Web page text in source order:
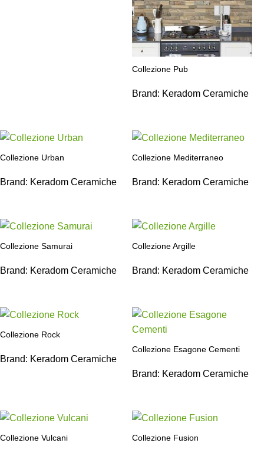
Collezione Pub
Brand: Keradom Ceramiche
Collezione Urban
Brand: Keradom Ceramiche
Collezione Mediterraneo
Brand: Keradom Ceramiche
Collezione Samurai
Brand: Keradom Ceramiche
Collezione Argille
Brand: Keradom Ceramiche
Collezione Rock
Brand: Keradom Ceramiche
Collezione Esagone Cementi
Brand: Keradom Ceramiche
Collezione Vulcani Collezione Fusion